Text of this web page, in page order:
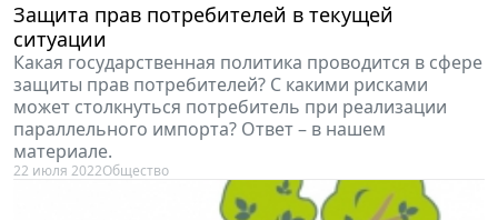
Защита прав потребителей в текущей
ситуации
Какая государственная политика проводится в сфере
защиты прав потребителей? С какими рисками
может столкнуться потребитель при реализации
параллельного импорта? Ответ – в нашем
материале.
22 июля 2022Общество